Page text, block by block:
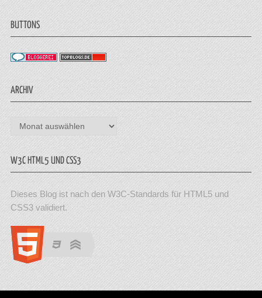
BUTTONS
ARCHIV
Archiv
W3C HTML5 UND CSS3
Dieses Blog ist nach den W3C-Standards für HTML5 und
CSS3 validiert.